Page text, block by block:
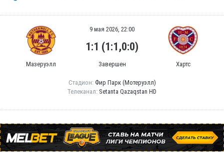
Мазеруэлл
9 мая 2026, 22:00
1:1 (1:1,0:0)
Завершен Хартс
Стадион: Фир Парк (Мотеруэлл)
Телеканал: Setanta Qazaqstan HD